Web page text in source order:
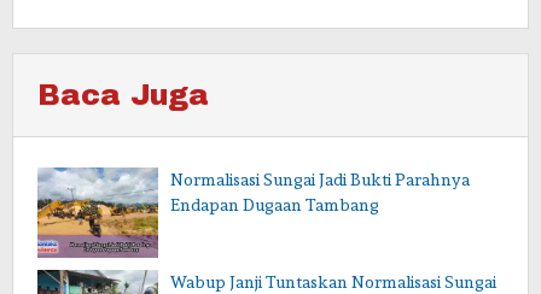
Baca Juga
Normalisasi Sungai Jadi Bukti Parahnya
Endapan Dugaan Tambang
Wabup Janji Tuntaskan Normalisasi Sungai